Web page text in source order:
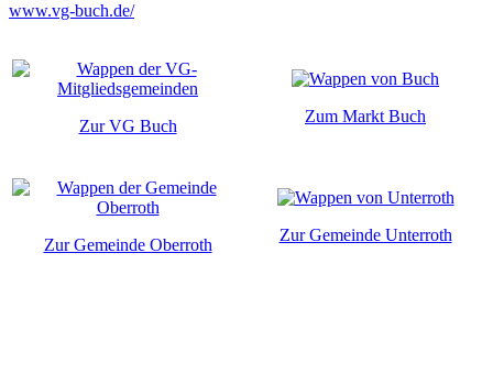
www.vg-buch.de/
Zur VG Buch
Zum Markt Buch
Zur Gemeinde Oberroth
Zur Gemeinde Unterroth